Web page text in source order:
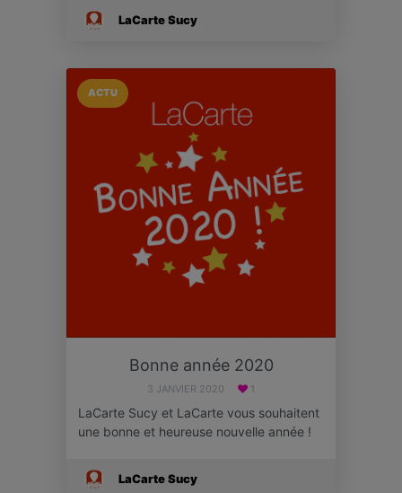
LaCarte Sucy
ACTU
Bonne année 2020
3 JANVIER 2020 1
LaCarte Sucy et LaCarte vous souhaitent
une bonne et heureuse nouvelle année !
LaCarte Sucy